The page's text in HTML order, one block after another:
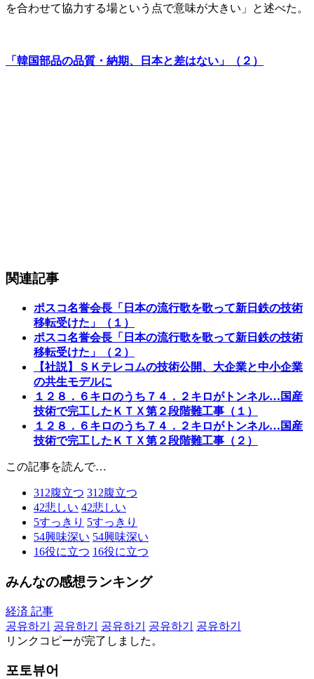
を合わせて協力する場という点で意味が大きい」と述べた。
「韓国部品の品質・納期、日本と差はない」（２）
関連記事
ポスコ名誉会長「日本の流行歌を歌って新日鉄の技術
移転受けた」（１）
ポスコ名誉会長「日本の流行歌を歌って新日鉄の技術
移転受けた」（２）
【社説】ＳＫテレコムの技術公開、大企業と中小企業
の共生モデルに
１２８．６キロのうち７４．２キロがトンネル…国産
技術で完工したＫＴＸ第２段階難工事（１）
１２８．６キロのうち７４．２キロがトンネル…国産
技術で完工したＫＴＸ第２段階難工事（２）
この記事を読んで…
312腹立つ 312腹立つ
42悲しい 42悲しい
5すっきり 5すっきり
54興味深い 54興味深い
16役に立つ 16役に立つ
みんなの感想ランキング
経済 記事
공유하기
공유하기 공유하기 공유하기
공유하기
リンクコピーが完了しました。
포토뷰어